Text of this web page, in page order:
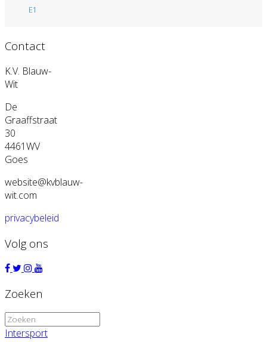
E1
Contact
K.V. Blauw-
Wit
De
Graaffstraat
30
4461WV
Goes
website@kvblauw-
wit.com
privacybeleid
Volg ons
Zoeken
Zoeken
naar:
Intersport